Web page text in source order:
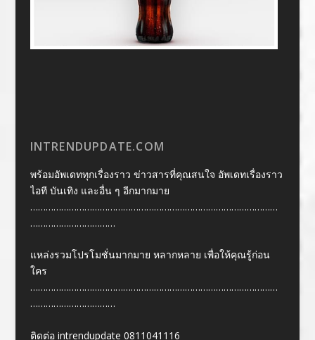
INTRENDUPDATE.COM
พร้อมอัพเดททุกเรื่องราว ข่าวสารที่คุณสนใจ อัพเดทเรื่องราว
ไอที บันเทิง และอื่น ๆ อีกมากมาย
……………………………………………………………………………………
……………………………
แหล่งรวมโปรโมชั่นมากมาย หลากหลาย เพื่อให้คุณรู้ก่อน
ใคร
……………………………………………………………………………………
……………………………
ติดต่อ intrendupdate 0811041116